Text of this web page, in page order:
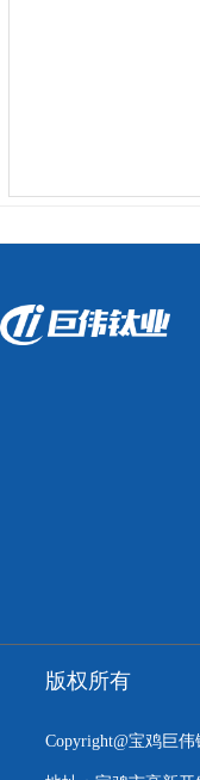
版权所有
Copyright@宝鸡巨